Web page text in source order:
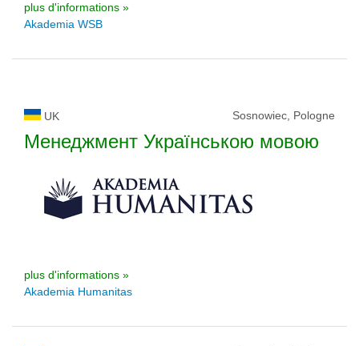
plus d'informations »
Akademia WSB
UK Sosnowiec, Pologne
Менеджмент Українською мовою
plus d'informations »
Akademia Humanitas